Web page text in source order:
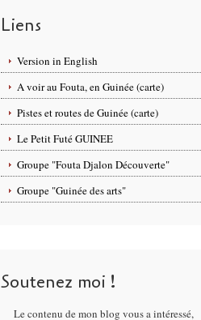
Liens
Version in English
A voir au Fouta, en Guinée (carte)
Pistes et routes de Guinée (carte)
Le Petit Futé GUINEE
Groupe "Fouta Djalon Découverte"
Groupe "Guinée des arts"
Soutenez moi !
Le contenu de mon blog vous a intéressé,